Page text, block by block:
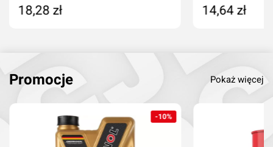
18,28 zł 14,64 zł
Promocje Pokaż więcej
-10%